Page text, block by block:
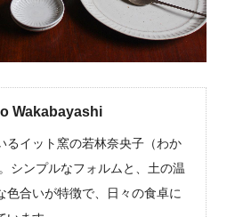
Wakabayashi
るイット窯の若林奈央子（わか
シンプルなフォルムと、土の温
色合いが特徴で、日々の食卓に